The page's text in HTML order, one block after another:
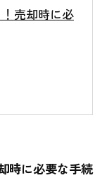
売却時に必
時に必要な手続